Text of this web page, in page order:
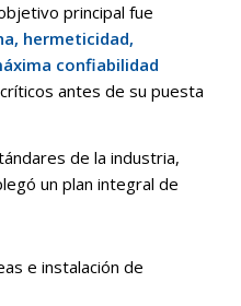
principal fue
hermeticidad,
confiabilidad
antes de su puesta
de la industria,
un plan integral de
e instalación de